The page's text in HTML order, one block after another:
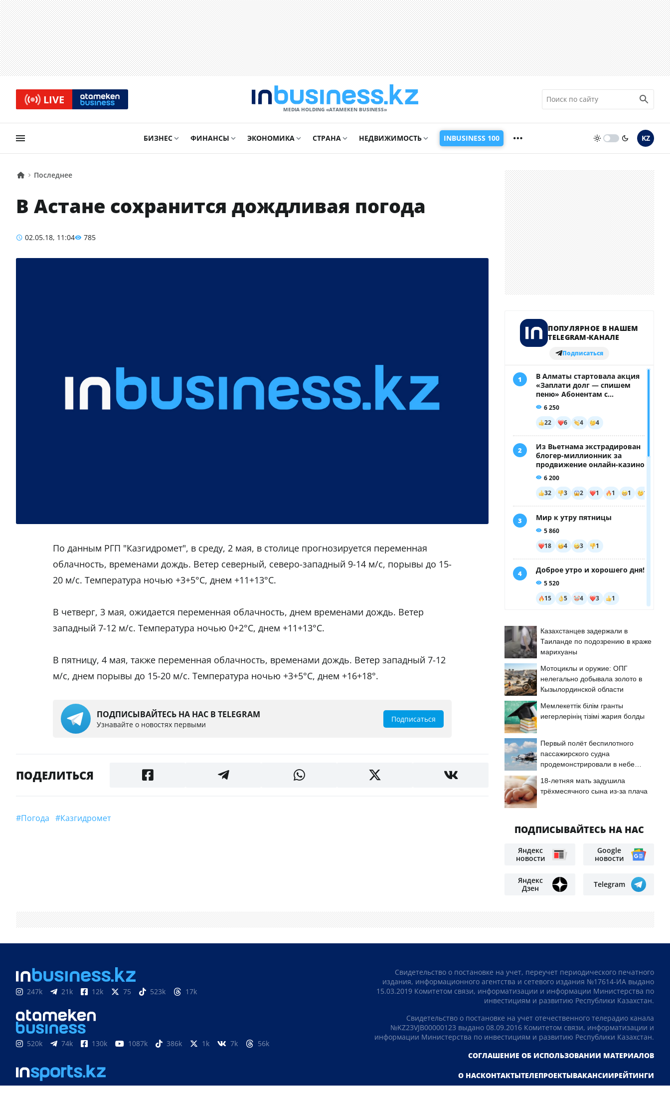
LIVE
MEDIA HOLDING «ATAMEKЕN BUSINESS»
БИЗНЕС ФИНАНСЫ ЭКОНОМИКА СТРАНА НЕДВИЖИМОСТЬ INBUSINESS 100 KZ
Последнее
В Астане сохранится дождливая погода
02.05.18, 11:04 785
По данным РГП "Казгидромет", в среду, 2 мая, в столице прогнозируется переменная
облачность, временами дождь. Ветер северный, северо-западный 9-14 м/с, порывы до 15-
20 м/с. Температура ночью +3+5°С, днем +11+13°С.
В четверг, 3 мая, ожидается переменная облачность, днем временами дождь. Ветер
западный 7-12 м/с. Температура ночью 0+2°С, днем +11+13°С.
В пятницу, 4 мая, также переменная облачность, временами дождь. Ветер западный 7-12
м/с, днем порывы до 15-20 м/с. Температура ночью +3+5°С, днем +16+18°.
ПОДПИСЫВАЙТЕСЬ НА НАС В TELEGRAM
Узнавайте о новостях первыми
Подписаться
ПОДЕЛИТЬСЯ
#погода #Казгидромет
Казахстанцев задержали в
Таиланде по подозрению в краже
марихуаны
Мотоциклы и оружие: ОПГ
нелегально добывала золото в
Кызылординской области
Мемлекеттік білім гранты
иегерлерінің тізімі жария болды
Первый полёт беспилотного
пассажирского судна
продемонстрировали в небе
18-летняя мать задушила
трёхмесячного сына из-за плача
ПОДПИСЫВАЙТЕСЬ НА НАС
Яндекс
новости
Google
новости
Яндекс
Дзен
Telegram
247k 21k 12k 75 523k 17k
520k 74k 130k 1087k 386k 1k 7k 56k
Свидетельство о постановке на учет, переучет периодического печатного
издания, информационного агентства и сетевого издания №17614-ИА выдано
15.03.2019 Комитетом связи, информатизации и информации Министерства по
инвестициям и развитию Республики Казахстан.
Свидетельство о постановке на учет отечественного телерадио канала
№KZ23VJB00000123 выдано 08.09.2016 Комитетом связи, информатизации и
информации Министерства по инвестициям и развитию Республики Казахстан.
СОГЛАШЕНИЕ ОБ ИСПОЛЬЗОВАНИИ МАТЕРИАЛОВ
О НАСКОНТАКТЫТЕЛЕПРОЕКТЫВАКАНСИИРЕЙТИНГИ